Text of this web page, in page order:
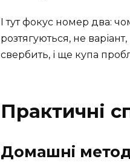
І тут фокус номер два:
розтягуються, не
свербить, і ще купа
Практичні
Домашні